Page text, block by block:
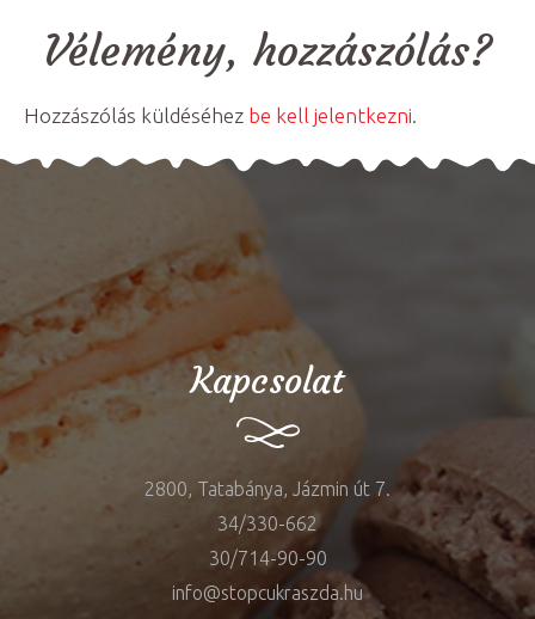
Vélemény, hozzászólás?
Hozzászólás küldéséhez be kell jelentkezni.
Kapcsolat
2800, Tatabánya, Jázmin út 7.
34/330-662
30/714-90-90
info@stopcukraszda.hu